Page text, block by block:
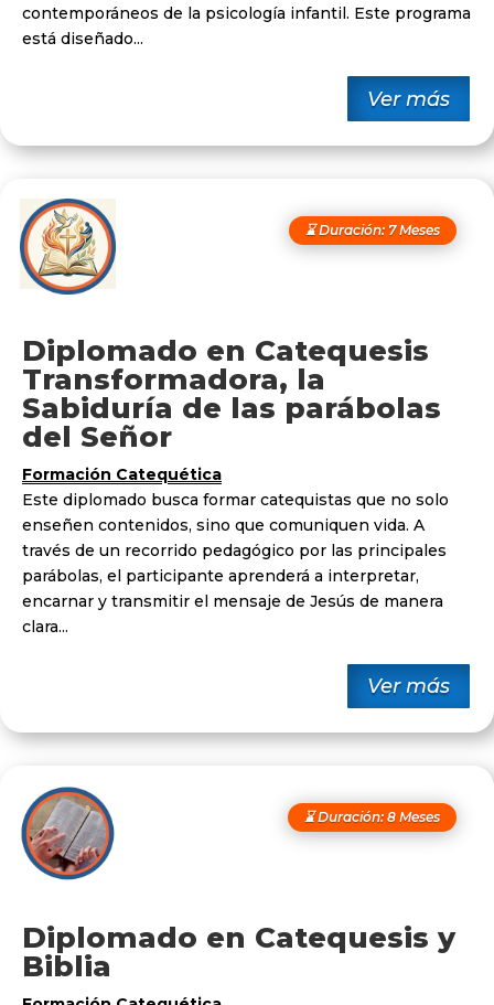
contemporáneos de la psicología infantil. Este programa
está diseñado...
Ver más
⌛ Duración: 7 Meses
Diplomado en Catequesis
Transformadora, la
Sabiduría de las parábolas
del Señor
Formación Catequética
Este diplomado busca formar catequistas que no solo
enseñen contenidos, sino que comuniquen vida. A
través de un recorrido pedagógico por las principales
parábolas, el participante aprenderá a interpretar,
encarnar y transmitir el mensaje de Jesús de manera
clara...
Ver más
⌛ Duración: 8 Meses
Diplomado en Catequesis y
Biblia